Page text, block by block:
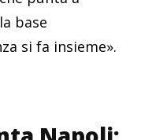
base
si fa insieme».